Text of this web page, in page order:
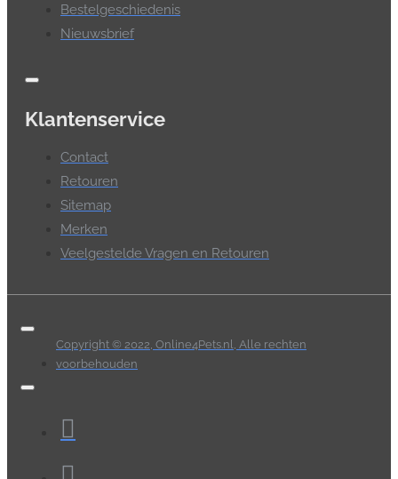
Bestelgeschiedenis
Nieuwsbrief
Klantenservice
Contact
Retouren
Sitemap
Merken
Veelgestelde Vragen en Retouren
Copyright © 2022, Online4Pets.nl, Alle rechten
voorbehouden